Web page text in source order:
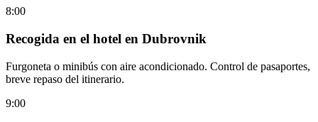
8:00
Recogida en el hotel en Dubrovnik
Furgoneta o minibús con aire acondicionado. Control de pasaportes,
breve repaso del itinerario.
9:00